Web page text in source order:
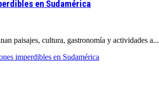
en Sudamérica
paisajes, cultura, gastronomía y actividades a...
imperdibles en Sudamérica